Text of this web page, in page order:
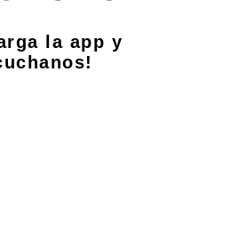
la app y